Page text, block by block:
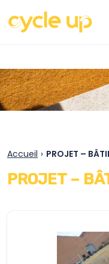
Accueil › PROJET –
PROJET –